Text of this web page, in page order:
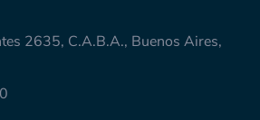
2635, C.A.B.A., Buenos Aires,